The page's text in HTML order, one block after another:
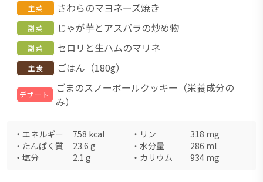
主菜 さわらのマヨネーズ焼き
副菜 じゃが芋とアスパラの炒め物
副菜 セロリと生ハムのマリネ
主食 ごはん（180g）
デザート
ごまのスノーボールクッキー（栄養成分の
み）
・ エネルギー 758 kcal ・ リン 318 mg
・ たんぱく質 23.6 g ・ 水分量 286 ml
・ 塩分 2.1 g ・ カリウム 934 mg